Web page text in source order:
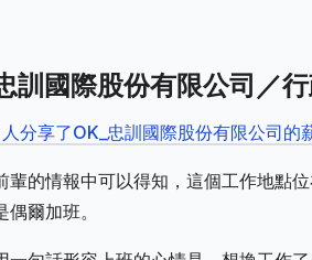
訓國際股份有限公司／
分享了OK_忠訓國際股份有限公司的
輩的情報中可以得知，這個工作地點
偶爾加班。